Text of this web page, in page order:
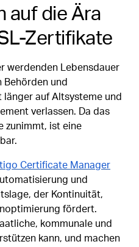
auf die Ära
Zertifikate
werdenden Lebensdauer
Behörden und
auf Altsysteme und
verlassen. Da das
zunimmt, ist eine
Certificate Manager
und
der Kontinuität,
fördert.
kommunale und
kann, und machen